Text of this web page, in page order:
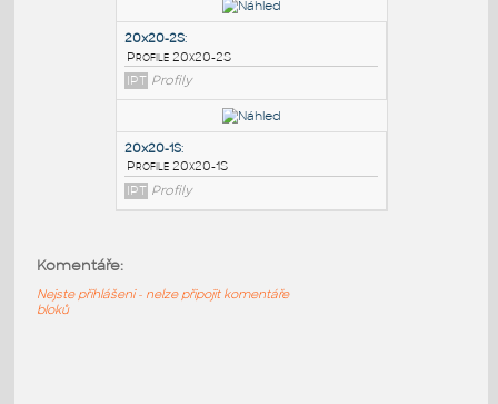
Profile 20x20-3S
IPT Profily
20x20-2SA:
Profile 20x20-2SA
IPT Profily
Profile 20x20-2S
Komentáře:
Nejste přihlášeni - nelze připojit komentáře
bloků